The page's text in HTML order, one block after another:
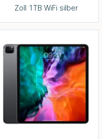
Zoll 1TB WiFi silber